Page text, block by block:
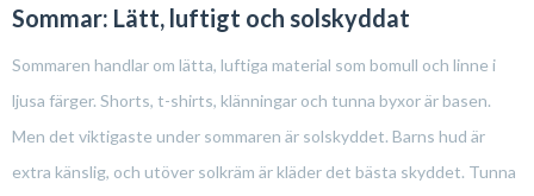
Sommar: Lätt, luftigt och solskyddat
Sommaren handlar om lätta, luftiga material som bomull och linne i
ljusa färger. Shorts, t-shirts, klänningar och tunna byxor är basen.
Men det viktigaste under sommaren är solskyddet. Barns hud är
extra känslig, och utöver solkräm är kläder det bästa skyddet. Tunna